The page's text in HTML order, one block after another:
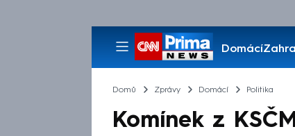
Domácí
Pořady
Domů Zprávy Domácí Politika
Komínek z